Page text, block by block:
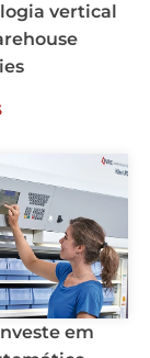
vertical
em